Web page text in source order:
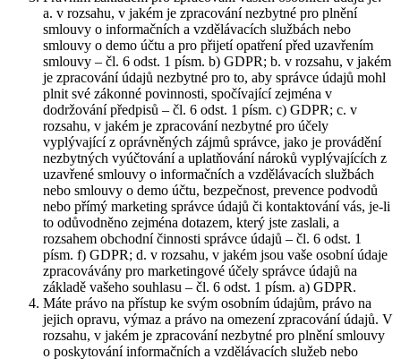
a. v rozsahu, v jakém je zpracování nezbytné pro plnění
smlouvy o informačních a vzdělávacích službách nebo
smlouvy o demo účtu a pro přijetí opatření před uzavřením
smlouvy – čl. 6 odst. 1 písm. b) GDPR; b. v rozsahu, v jakém
je zpracování údajů nezbytné pro to, aby správce údajů mohl
plnit své zákonné povinnosti, spočívající zejména v
dodržování předpisů – čl. 6 odst. 1 písm. c) GDPR; c. v
rozsahu, v jakém je zpracování nezbytné pro účely
vyplývající z oprávněných zájmů správce, jako je provádění
nezbytných vyúčtování a uplatňování nároků vyplývajících z
uzavřené smlouvy o informačních a vzdělávacích službách
nebo smlouvy o demo účtu, bezpečnost, prevence podvodů
nebo přímý marketing správce údajů či kontaktování vás, je-li
to odůvodněno zejména dotazem, který jste zaslali, a
rozsahem obchodní činnosti správce údajů – čl. 6 odst. 1
písm. f) GDPR; d. v rozsahu, v jakém jsou vaše osobní údaje
zpracovávány pro marketingové účely správce údajů na
základě vašeho souhlasu – čl. 6 odst. 1 písm. a) GDPR.
Máte právo na přístup ke svým osobním údajům, právo na
jejich opravu, výmaz a právo na omezení zpracování údajů. V
rozsahu, v jakém je zpracování nezbytné pro plnění smlouvy
o poskytování informačních a vzdělávacích služeb nebo